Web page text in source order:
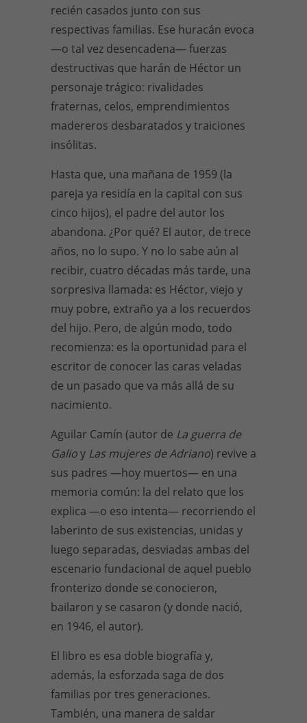
recién casados junto con sus
respectivas familias. Ese huracán evoca
—o tal vez desencadena— fuerzas
destructivas que harán de Héctor un
personaje trágico: rivalidades
fraternas, celos, emprendimientos
madereros desbaratados y traiciones
insólitas.
Hasta que, una mañana de 1959 (la
pareja ya residía en la capital con sus
cinco hijos), el padre del autor los
abandona. ¿Por qué? El autor, de trece
años, no lo supo. Y no lo sabe aún al
recibir, cuatro décadas más tarde, una
sorpresiva llamada: es Héctor, viejo y
muy pobre, extraño ya a los recuerdos
del hijo. Pero, de algún modo, todo
recomienza: es la oportunidad para el
escritor de conocer las caras veladas
de un pasado que va más allá de su
nacimiento.
Aguilar Camín (autor de La guerra de
Galioy Las mujeres de Adriano) revive a
sus padres —hoy muertos— en una
memoria común: la del relato que los
explica —o eso intenta— recorriendo el
laberinto de sus existencias, unidas y
luego separadas, desviadas ambas del
escenario fundacional de aquel pueblo
fronterizo donde se conocieron,
bailaron y se casaron (y donde nació,
en 1946, el autor).
El libro es esa doble biografía y,
además, la esforzada saga de dos
familias por tres generaciones.
También, una manera de saldar